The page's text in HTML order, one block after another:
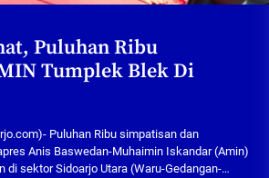
Puluhan Ribu
Tumplek Blek Di
Puluhan Ribu simpatisan dan
Anis Baswedan-Muhaimin Iskandar (Amin)
di sektor Sidoarjo Utara (Waru-Gedangan-